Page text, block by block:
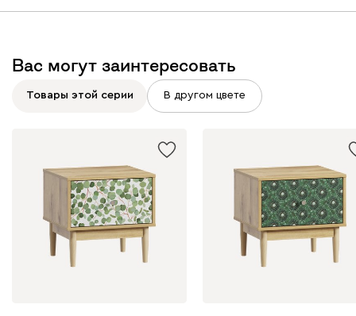
Вас могут заинтересовать
Товары этой серии В другом цвете